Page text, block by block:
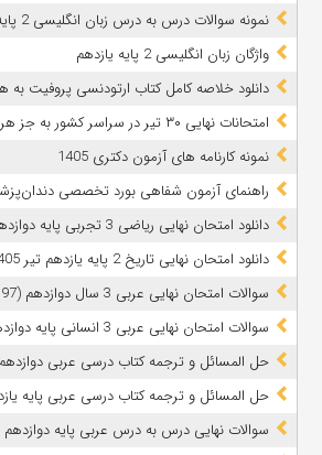
نمونه سوالات درس به درس زبان انگلیسی 2 پایه یازدهم
واژگان زبان انگلیسی 2 پایه یازدهم
دانلود خلاصه کامل کتاب ارتودنسی پروفیت به
امتحانات نهایی ۳۰ تیر در سراسر کشور به جز هرمزگان برگزار می شود
نمونه کارنامه های آزمون دکتری 1405
راهنمای آزمون شفاهی بورد تخصصی دندان‌پزشکی
دانلود امتحان نهایی ریاضی 3 تجربی پایه دوازدهم تیر 1405 + پاسخ
دانلود امتحان نهایی تاریخ 2 پایه یازدهم تیر 1405 + پاسخ
سوالات امتحان نهایی عربی 3 سال دوازدهم (1397 تا 1405)
سوالات امتحان نهایی عربی 3 انسانی پایه دوازدهم (1397 تا 1405)
حل المسائل و ترجمه کتاب درسی عربی
حل المسائل و ترجمه کتاب درسی عربی پایه
سوالات نهایی درس به درس عربی پایه دوازدهم